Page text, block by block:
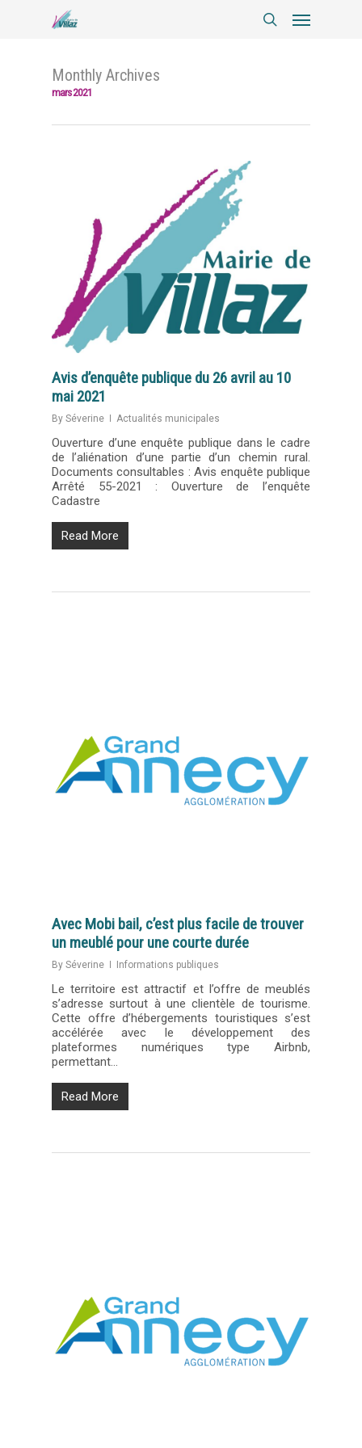
Monthly Archives
mars 2021
Avis d’enquête publique du 26 avril au 10
mai 2021
By Séverine Actualités municipales
Ouverture d’une enquête publique dans le cadre
de l’aliénation d’une partie d’un chemin rural.
Documents consultables : Avis enquête publique
Arrêté 55-2021 : Ouverture de l’enquête
Cadastre
Read More
Avec Mobi bail, c’est plus facile de trouver
un meublé pour une courte durée
By Séverine Informations publiques
Le territoire est attractif et l’offre de meublés
s’adresse surtout à une clientèle de tourisme.
Cette offre d’hébergements touristiques s’est
accélérée avec le développement des
plateformes numériques type Airbnb,
permettant…
Read More